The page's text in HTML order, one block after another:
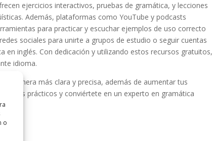
o
ejercicios interactivos, pruebas de gramática, y lecciones
Además, plataformas como YouTube y podcasts
para practicar y escuchar ejemplos de uso correcto
sociales para unirte a grupos de estudio o seguir cuentas
inglés. Con dedicación y utilizando estos recursos gratuitos,
idioma.
manera más clara y precisa, además de aumentar tus
prácticos y conviértete en un experto en gramática